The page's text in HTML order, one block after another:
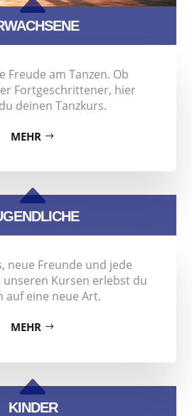
Freude am Tanzen. Ob
Fortgeschrittener, hier
deinen Tanzkurs.
MEHR
B
neue Freunde und jede
unseren Kursen erlebst du
auf eine neue Art.
MEHR
B
KINDER